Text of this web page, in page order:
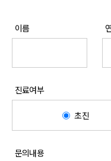
이름
진료여부
초진
문의내용